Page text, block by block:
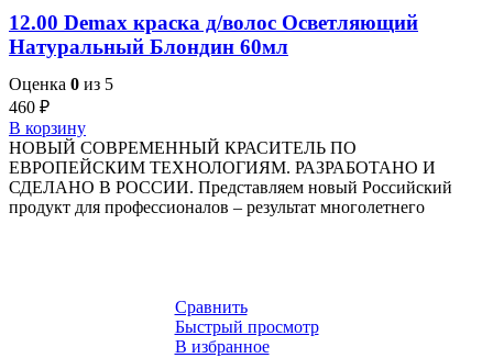
12.00 Demax краска д/волос Осветляющий
Натуральный Блондин 60мл
Оценка 0 из 5
460 ₽
В корзину
НОВЫЙ СОВРЕМЕННЫЙ КРАСИТЕЛЬ ПО
ЕВРОПЕЙСКИМ ТЕХНОЛОГИЯМ. РАЗРАБОТАНО И
СДЕЛАНО В РОССИИ. Представляем новый Российский
продукт для профессионалов – результат многолетнего
Сравнить
Быстрый просмотр
В избранное